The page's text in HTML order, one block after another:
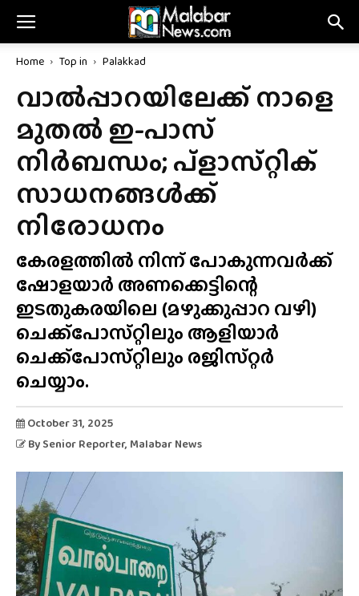
Home Top in Palakkad
വാൽപ്പാറയിലേക്ക് നാളെ
മുതൽ ഇ-പാസ്
നിർബന്ധം; പ്‌ളാസ്‌റ്റിക്
സാധനങ്ങൾക്ക്
നിരോധനം
കേരളത്തിൽ നിന്ന് പോകുന്നവർക്ക്
ഷോളയാർ അണക്കെട്ടിന്റെ
ഇടതുകരയിലെ (മഴുക്കുപ്പാറ വഴി)
ചെക്ക്‌പോസ്‌റ്റിലും ആളിയാർ
ചെക്ക്‌പോസ്‌റ്റിലും രജിസ്‌റ്റർ
ചെയ്യാം.
October 31, 2025
By Senior Reporter, Malabar News